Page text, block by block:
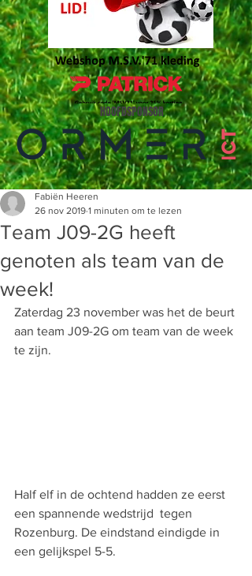
HOOFDSPONSOR
Team J09-2G heeft
genoten als team van de
week!
Fabiën Heeren
26 nov 2019 1 minuten om te lezen
Zaterdag 23 november was het de beurt
aan team J09-2G om team van de week
te zijn.
Half elf in de ochtend hadden ze eerst
een spannende wedstrijd  tegen
Rozenburg. De eindstand eindigde in
een gelijkspel 5-5.